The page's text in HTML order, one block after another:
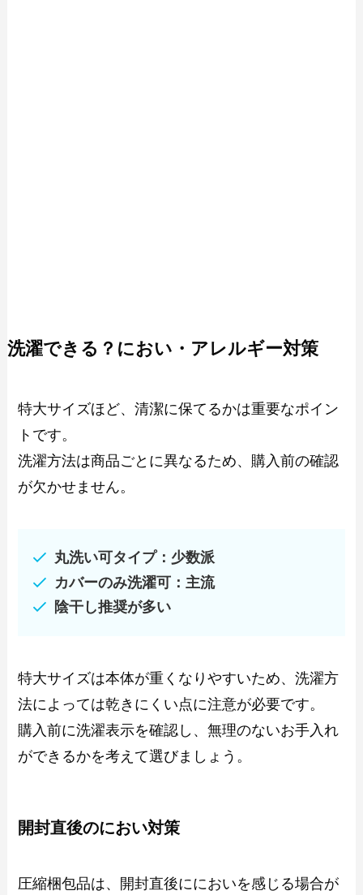
洗濯できる？におい・アレルギー対策
特大サイズほど、清潔に保てるかは重要なポイン
トです。
洗濯方法は商品ごとに異なるため、購入前の確認
が欠かせません。
丸洗い可タイプ：少数派
カバーのみ洗濯可：主流
陰干し推奨が多い
特大サイズは本体が重くなりやすいため、洗濯方
法によっては乾きにくい点に注意が必要です。
購入前に洗濯表示を確認し、無理のないお手入れ
ができるかを考えて選びましょう。
開封直後のにおい対策
圧縮梱包品は、開封直後ににおいを感じる場合が